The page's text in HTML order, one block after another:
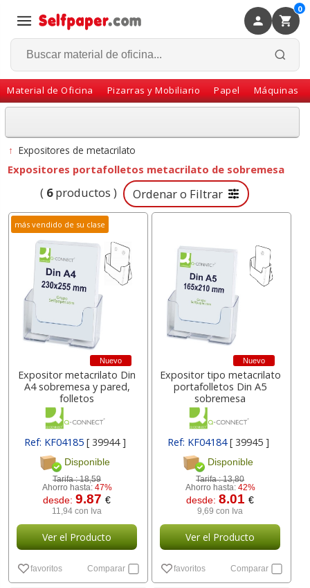
0
Material de Oficina Pizarras y Mobiliario Papel Máquinas
Volver
↑Expositores de metacrilato
Expositores portafolletos metacrilato de sobremesa
( 6productos ) Ordenar o Filtrar
más vendido de su clase
Nuevo
Expositor metacrilato Din
A4 sobremesa y pared,
folletos
Ref: KF04185 [ 39944 ]
Disponible
Tarifa :18,59
Ahorro hasta: 47%
desde:9.87€
11,94 con Iva
Ver el Producto
favoritos Comparar
Nuevo
Expositor tipo metacrilato
portafolletos Din A5
sobremesa
Ref: KF04184[ 39945 ]
Disponible
Tarifa :13,80
Ahorro hasta: 42%
desde:8.01€
9,69 con Iva
Ver el Producto
favoritos Comparar